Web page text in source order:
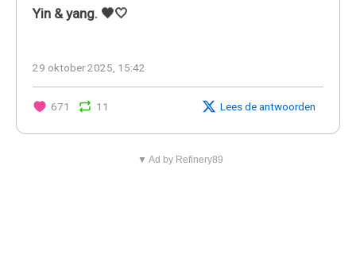
Yin & yang. 🖤🤍
29 oktober 2025, 15:42
671 11 Lees de antwoorden
▼ Ad by Refinery89